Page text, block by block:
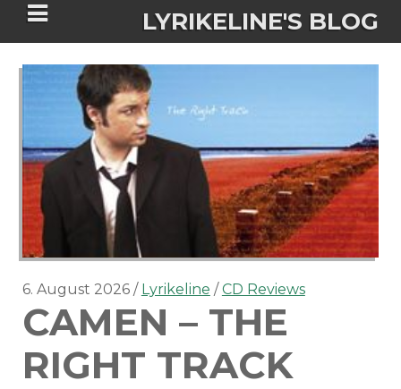
LYRIKELINE'S BLOG
Tania Morgan's Blog über alles, was
sie im Leben bewegt.
ÜBER DIE AUTORIN
IGASHO UND CHIMALIS KAYA
NIEMALS FÜR IMMER (ROMAN)
NIGHTMARES
BÜCHERSHOPS
DATENSCHUTZERKLÄRUNG
IMPRESSUM
6. August 2026 Lyrikeline CD Reviews
CAMEN – THE
RIGHT TRACK